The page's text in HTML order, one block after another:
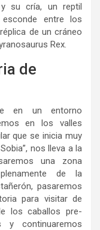
su cría, un reptil
entre los
de un cráneo
Rex.
de
en un entorno
en los valles
que se inicia muy
nos lleva a la
una zona
de la
pasaremos
para visitar de
los caballos pre-
continuaremos